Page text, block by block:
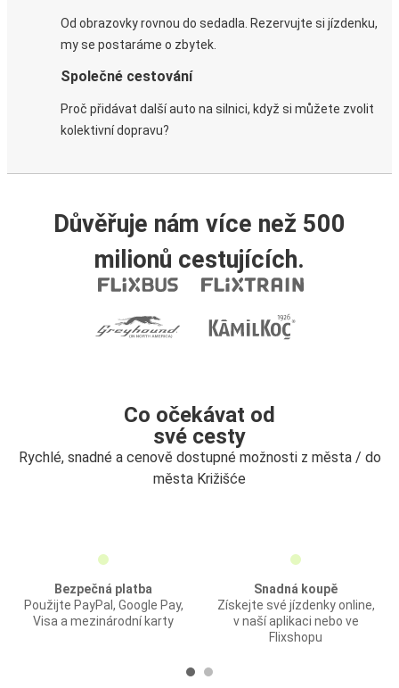
Od obrazovky rovnou do sedadla. Rezervujte si jízdenku,
my se postaráme o zbytek.
Společné cestování
Proč přidávat další auto na silnici, když si můžete zvolit
kolektivní dopravu?
Důvěřuje nám více než 500
milionů cestujících.
Co očekávat od
své cesty
Rychlé, snadné a cenově dostupné možnosti z města / do
města Križišće
Bezpečná platba
Použijte PayPal, Google Pay,
Visa a mezinárodní karty
Snadná koupě
Získejte své jízdenky online,
v naší aplikaci nebo ve
Flixshopu